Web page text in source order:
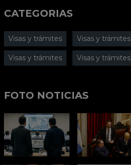
CATEGORIAS
Visas y trámites Visas y trámites
Visas y trámites Visas y trámites
FOTO NOTICIAS